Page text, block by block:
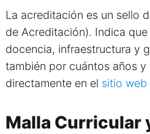
La acreditación es un sello
de Acreditación). Indica
docencia, infraestructura y
también por cuántos años y
directamente en el sitio web
Malla Curricular